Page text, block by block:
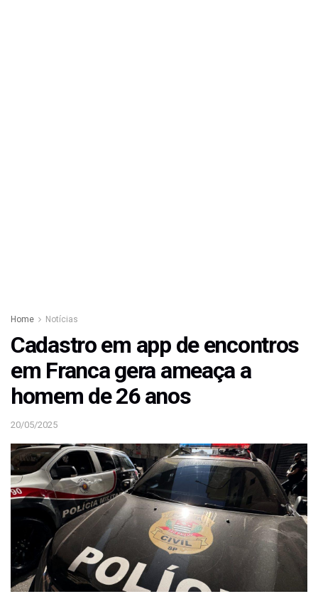
Home Notícias
Cadastro em app de encontros
em Franca gera ameaça a
homem de 26 anos
20/05/2025